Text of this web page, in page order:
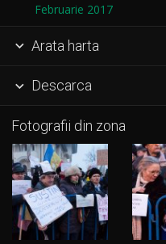
Februarie 2017
 Arata harta
 Descarca
Fotografii din zona